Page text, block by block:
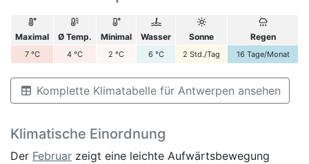
Maximal Ø Temp. Minimal Wasser Sonne Regen
7 °C 4 °C 2 °C 6 °C 2 Std./Tag 16 Tage/Monat
Komplette Klimatabelle für Antwerpen ansehen
Klimatische Einordnung
Der Februar zeigt eine leichte Aufwärtsbewegung